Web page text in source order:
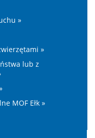
»
»
lub z
MOF Ełk »